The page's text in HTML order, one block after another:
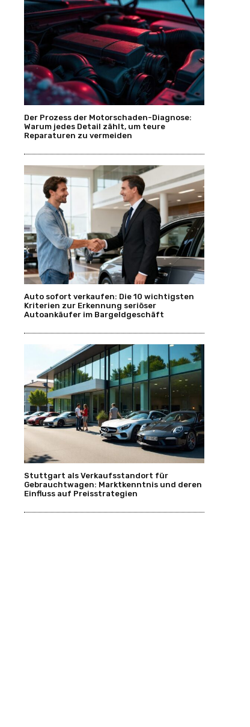
Der Prozess der Motorschaden-Diagnose:
Warum jedes Detail zählt, um teure
Reparaturen zu vermeiden
Auto sofort verkaufen: Die 10 wichtigsten
Kriterien zur Erkennung seriöser
Autoankäufer im Bargeldgeschäft
Stuttgart als Verkaufsstandort für
Gebrauchtwagen: Marktkenntnis und deren
Einfluss auf Preisstrategien